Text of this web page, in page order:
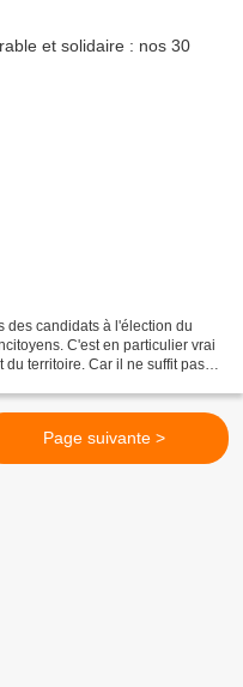
des candidats à l'élection du
C'est en particulier vrai
territoire. Car il ne suffit pas
Page suivante >